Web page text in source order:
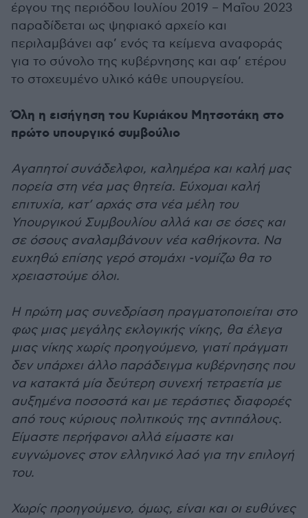
έργου της περιόδου Ιουλίου 2019 – Μαΐου 2023
παραδίδεται ως ψηφιακό αρχείο και
περιλαμβάνει αφ’ ενός τα κείμενα αναφοράς
για το σύνολο της κυβέρνησης και αφ’ ετέρου
το στοχευμένο υλικό κάθε υπουργείου.
Όλη η εισήγηση του Κυριάκου Μητσοτάκη στο
πρώτο υπουργικό συμβούλιο
Αγαπητοί συνάδελφοι, καλημέρα και καλή μας
πορεία στη νέα μας θητεία. Εύχομαι καλή
επιτυχία, κατ’ αρχάς στα νέα μέλη του
Υπουργικού Συμβουλίου αλλά και σε όσες και
σε όσους αναλαμβάνουν νέα καθήκοντα. Να
ευχηθώ επίσης γερό στομάχι -νομίζω θα το
χρειαστούμε όλοι.
Η πρώτη μας συνεδρίαση πραγματοποιείται στο
φως μιας μεγάλης εκλογικής νίκης, θα έλεγα
μιας νίκης χωρίς προηγούμενο, γιατί πράγματι
δεν υπάρχει άλλο παράδειγμα κυβέρνησης που
να κατακτά μία δεύτερη συνεχή τετραετία με
αυξημένα ποσοστά και με τεράστιες διαφορές
από τους κύριους πολιτικούς της αντιπάλους.
Είμαστε περήφανοι αλλά είμαστε και
ευγνώμονες στον ελληνικό λαό για την επιλογή
του.
Χωρίς προηγούμενο, όμως, είναι και οι ευθύνες